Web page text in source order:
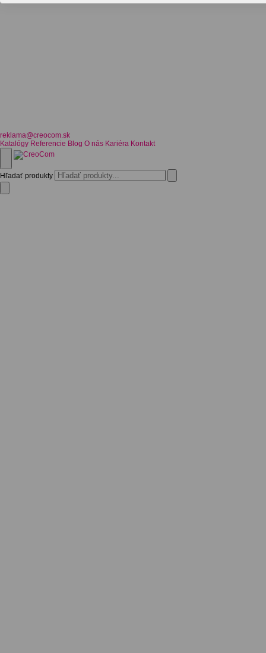
reklama@creocom.sk
Katalógy Referencie Blog O nás Kariéra Kontakt
Hľadať produkty